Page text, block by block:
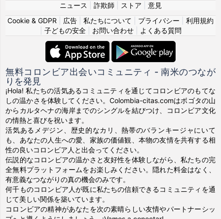
ニュース 詐欺師 ストア
意見
Cookie & GDPR
広告 私たちについて プライバシー
利用規約
子どもの安全| お問い合わせ| よくある質問
無料コロンビア出会いコミュニティ - 南米のつなが
りを発見
¡Hola! 私たちの活気あるコミュニティを通じてコロンビアのもてな
しの温かさを体験してください。Colombia-citas.comはボゴタの山
からカルタヘナの海岸までのシングルを結びつけ、コロンビア文化
の情熱と喜びを祝います。
活気あるメデジン、歴史的なカリ、熱帯のバランキージャにいて
も、あなたの人生への愛、家族の価値観、本物の友情を共有する相
性の良いコロンビア人と出会ってください。
伝説的なコロンビアの温かさと友好性を体験しながら、私たちの完
全無料プラットフォームをお楽しみください。隠れた料金はなく、
有意義なつながりの真の機会のみです。
何千ものコロンビア人が既に私たちの信頼できるコミュニティを通
じて美しい関係を築いています。
コロンビアの精神があなたを次の素晴らしい友情やパートナーシッ